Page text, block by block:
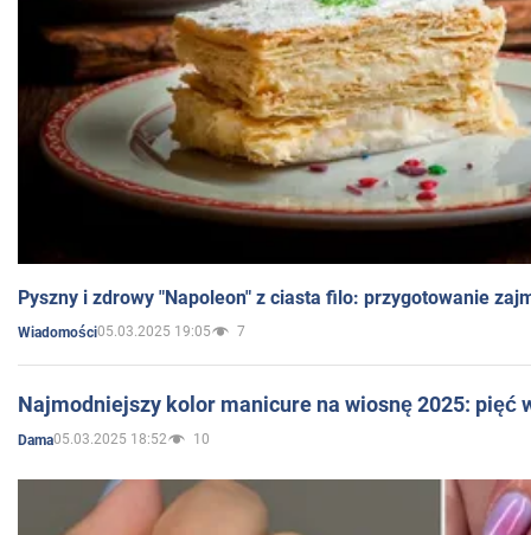
Pyszny i zdrowy "Napoleon" z ciasta filo: przygotowanie
Wiadomości05.03.2025 19:05 7
Najmodniejszy kolor manicure na wiosnę 2025: pięć
Dama05.03.2025 18:52 10